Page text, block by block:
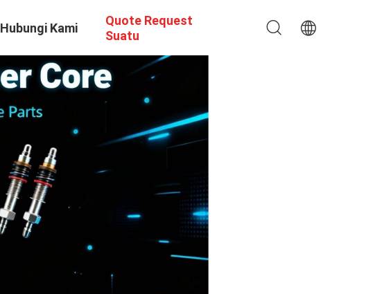
Hubungi Kami
Quote Request
Suatu